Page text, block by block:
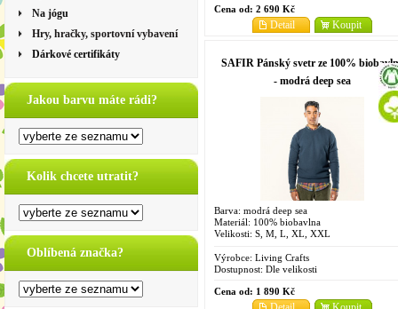
Na jógu
Hry, hračky, sportovní vybavení
Dárkové certifikáty
Jakou barvu máte rádi?
Kolik chcete utratit?
Oblíbená značka?
Cena od: 2 690 Kč
Koupit
Detail
SAFIR Pánský svetr ze 100%
- modrá deep sea
Barva: modrá deep sea
Materiál: 100% biobavlna
Velikosti: S, M, L, XL, XXL
Výrobce: Living Crafts
Dostupnost: Dle velikosti
Cena od: 1 890 Kč